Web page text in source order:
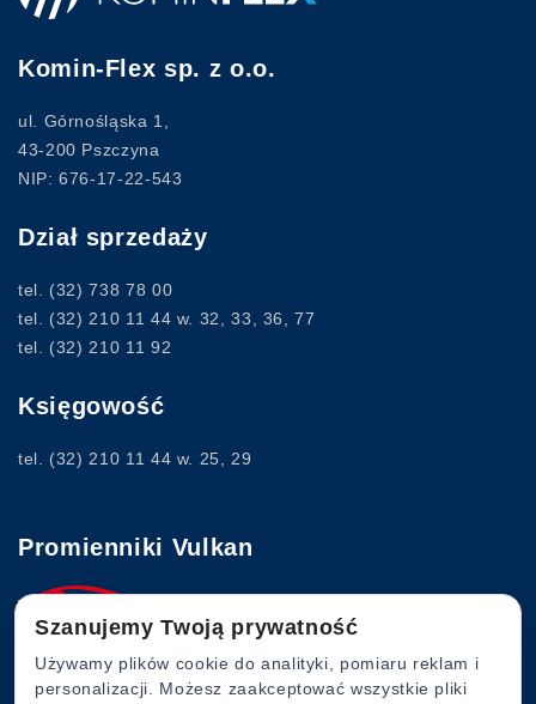
Komin-Flex sp. z o.o.
ul. Górnośląska 1,
43-200 Pszczyna
NIP: 676-17-22-543
Dział sprzedaży
tel. (32) 738 78 00
tel. (32) 210 11 44 w. 32, 33, 36, 77
tel. (32) 210 11 92
Księgowość
tel. (32) 210 11 44 w. 25, 29
Promienniki Vulkan
www.vulkan.com.pl
Szanujemy Twoją prywatność
Używamy plików cookie do analityki, pomiaru reklam i
personalizacji. Możesz zaakceptować wszystkie pliki